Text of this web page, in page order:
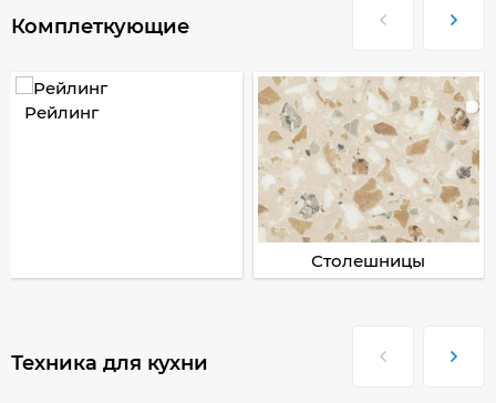
Комплеткующие
Рейлинг
Столешницы
Техника для кухни